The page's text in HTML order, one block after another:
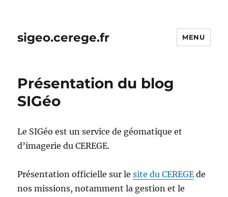
sigeo.cerege.fr MENU
Présentation du blog
SIGéo
Le SIGéo est un service de géomatique et
d’imagerie du CEREGE.
Présentation officielle sur lesite du CEREGE de
nos missions, notamment la gestion et le